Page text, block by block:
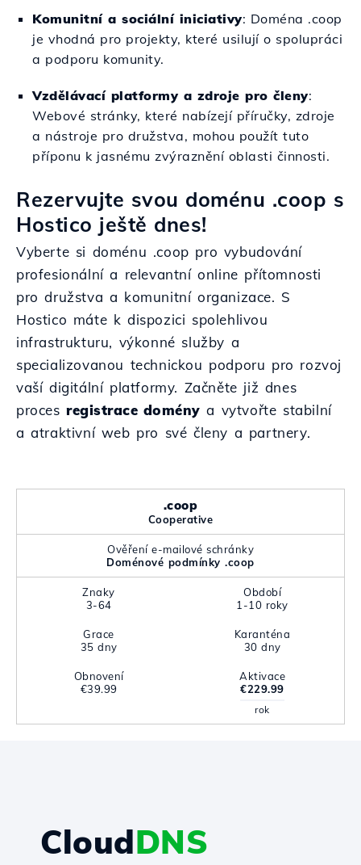
Komunitní a sociální iniciativy: Doména .coop
je vhodná pro projekty, které usilují o spolupráci
a podporu komunity.
Vzdělávací platformy a zdroje pro členy:
Webové stránky, které nabízejí příručky, zdroje
a nástroje pro družstva, mohou použít tuto
příponu k jasnému zvýraznění oblasti činnosti.
Rezervujte svou doménu .coop s
Hostico ještě dnes!
Vyberte si doménu .coop pro vybudování
profesionální a relevantní online přítomnosti
pro družstva a komunitní organizace. S
Hostico máte k dispozici spolehlivou
infrastrukturu, výkonné služby a
specializovanou technickou podporu pro rozvoj
vaší digitální platformy. Začněte již dnes
procesregistrace domény a vytvořte stabilní
a atraktivní web pro své členy a partnery.
.coop
Cooperative
Ověření e-mailové schránky
Doménové podmínky .coop
Znaky
3-64
Období
1-10 roky
Grace
35 dny
Karanténa
30 dny
Obnovení
€39.99
Aktivace
€229.99
rok
CloudDNS